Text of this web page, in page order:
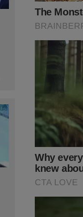
Moraes está
possibilidade
Silêncio"
começaram
todos os
esconder à